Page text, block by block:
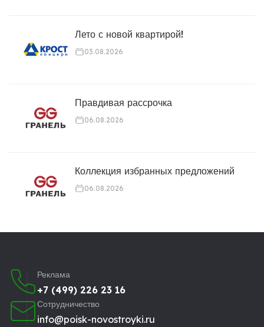
Лето с новой квартирой!
03.08.2026
Правдивая рассрочка
06.08.2026
Коллекция избранных предложений
06.08.2026
Реклама
+7 (499) 226 23 16
Сотрудничество
info@poisk-novostroyki.ru